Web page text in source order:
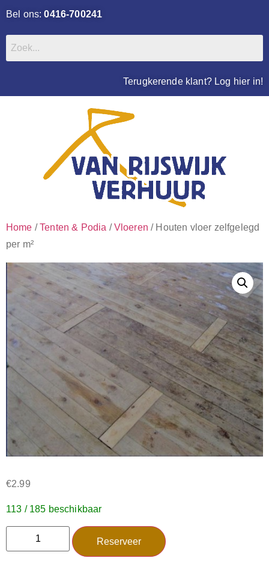
Bel ons:0416-700241
Terugkerende klant? Log hier in!
Home /Tenten & Podia /Vloeren / Houten vloer zelfgelegd
per m²
€2.99
113 / 185 beschikbaar
Reserveer